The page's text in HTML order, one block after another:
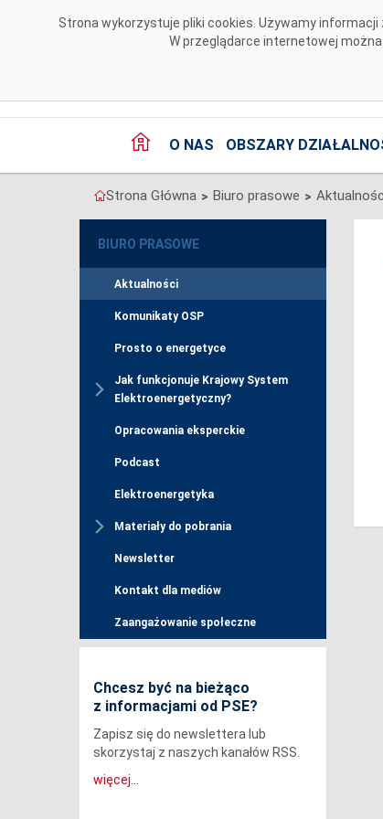
Strona wykorzystuje pliki cookies. Używamy
W przeglądarce internetowej
O NAS OBSZARY
Strona Główna > Biuro prasowe >
BIURO PRASOWE
Aktualności
Komunikaty OSP
Prosto o energetyce
Jak funkcjonuje Krajowy System
Elektroenergetyczny?
Opracowania eksperckie
Podcast
Elektroenergetyka
Materiały do pobrania
Newsletter
Kontakt dla mediów
Zaangażowanie społeczne
Chcesz być na bieżąco
z informacjami od PSE?
Zapisz się do newslettera lub
skorzystaj z naszych kanałów RSS.
więcej...